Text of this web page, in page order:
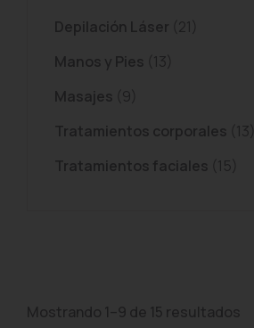
Depilación Láser
(21)
Manos y Pies
(13)
Masajes (9)
Tratamientos corporales
(13)
Tratamientos faciales
(15)
Mostrando 1–9 de 15 resultados